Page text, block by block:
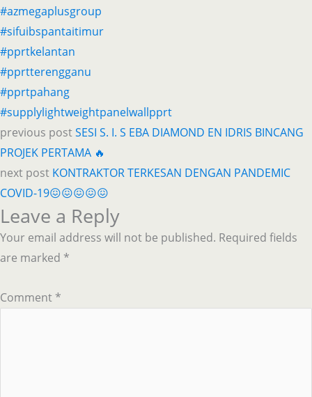
#azmegaplusgroup
#sifuibspantaitimur
#pprtkelantan
#pprtterengganu
#pprtpahang
#supplylightweightpanelwallpprt
previous postSESI S. I. S EBA DIAMOND EN IDRIS BINCANG
PROJEK PERTAMA 🔥
next post KONTRAKTOR TERKESAN DENGAN PANDEMIC
COVID-19😖😖😖😖😖
Leave a Reply
Your email address will not be published. Required fields
are marked *
Comment *